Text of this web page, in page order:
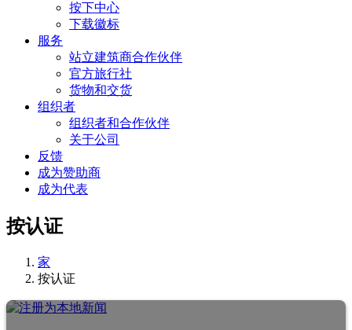
按下中心
下载徽标
服务
站立建筑商合作伙伴
官方旅行社
货物和交货
组织者
组织者和合作伙伴
关于公司
反馈
成为赞助商
成为代表
按认证
家
按认证